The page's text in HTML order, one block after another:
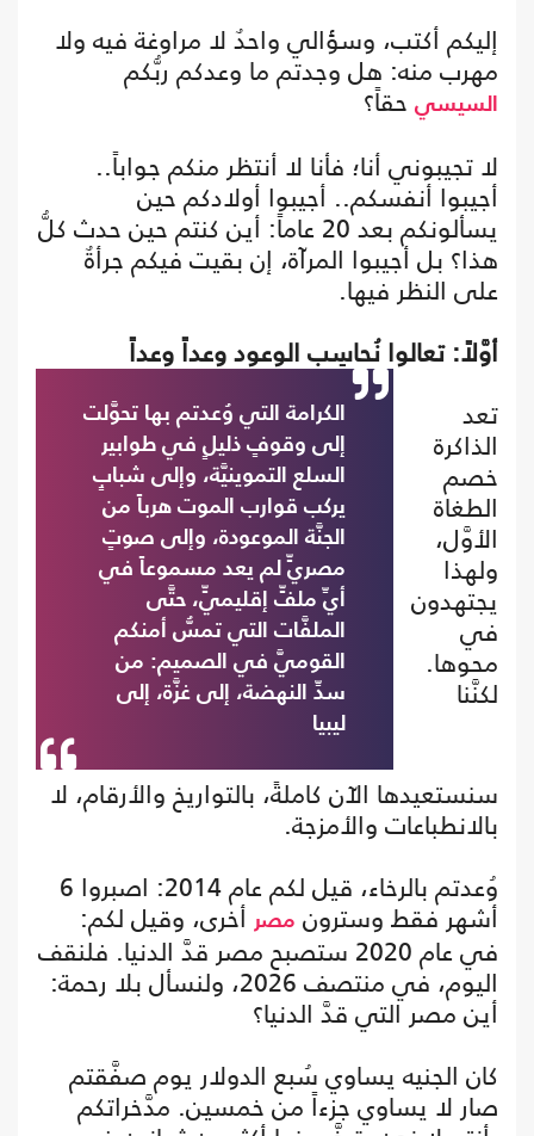
إليكم أكتب، وسؤالي واحدٌ لا مراوغة فيه ولا
مهرب منه: هل وجدتم ما وعدكم ربُّكم
السيسي حقاً؟
لا تجيبوني أنا؛ فأنا لا أنتظر منكم جواباً..
أجيبوا أنفسكم.. أجيبوا أولادكم حين
يسألونكم بعد 20 عاماً: أين كنتم حين حدث كلُّ
هذا؟ بل أجيبوا المرآة، إن بقيت فيكم جرأةٌ
على النظر فيها.
أوَّلاً: تعالوا نُحاسِب الوعود وعداً وعداً
الكرامة التي وُعدتم بها تحوَّلت
إلى وقوفٍ ذليلٍ في طوابير
السلع التموينيَّة، وإلى شبابٍ
يركب قوارب الموت هرباً من
الجنَّة الموعودة، وإلى صوتٍ
مصريٍّ لم يعد مسموعاً في
أيِّ ملفٍّ إقليميٍّ، حتَّى
الملفَّات التي تمسُّ أمنكم
القوميَّ في الصميم: من
سدِّ النهضة، إلى غزَّة، إلى
ليبيا
تعد
الذاكرة
خصم
الطغاة
الأوَّل،
ولهذا
يجتهدون
في
محوها.
لكنَّنا
سنستعيدها الآن كاملةً، بالتواريخ والأرقام، لا
بالانطباعات والأمزجة.
وُعدتم بالرخاء، قيل لكم عام 2014: اصبروا 6
أشهر فقط وسترون مصر أخرى، وقيل لكم:
في عام 2020 ستصبح مصر قدَّ الدنيا. فلنقف
اليوم، في منتصف 2026، ولنسأل بلا رحمة:
أين مصر التي قدَّ الدنيا؟
كان الجنيه يساوي سُبع الدولار يوم صفَّقتم
صار لا يساوي جزءاً من خمسين. مدَّخراتكم